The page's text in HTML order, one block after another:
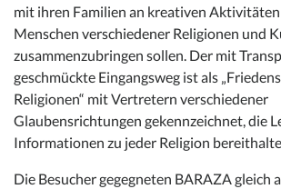
mit ihren Familien an kreativen
Menschen verschiedener Religionen und
zusammenzubringen sollen. Der mit
geschmückte Eingangsweg ist als
Religionen“ mit Vertretern verschiedener
Glaubensrichtungen gekennzeichnet, die
Informationen zu jeder Religion
Die Besucher gegegneten BARAZA gleich